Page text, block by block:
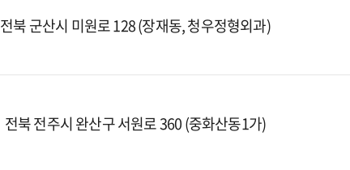
전북 군산시 미원로 128 (장재동, 청우정형외과)
전북 전주시 완산구 서원로 360 (중화산동1가)